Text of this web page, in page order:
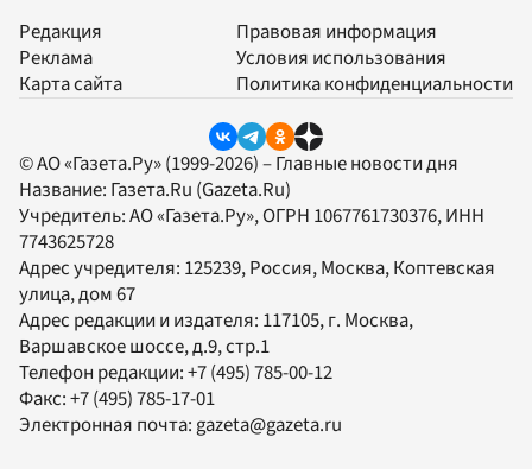
Редакция
Реклама
Карта сайта
Правовая информация
Условия использования
Политика конфиденциальности
© АО «Газета.Ру» (1999-2026) – Главные новости дня
Название: Газета.Ru (Gazeta.Ru)
Учредитель:АО «Газета.Ру», ОГРН 1067761730376, ИНН
7743625728
Адрес учредителя: 125239, Россия, Москва, Коптевская
улица, дом 67
Адрес редакции и издателя: 117105, г. Москва,
Варшавское шоссе, д.9, стр.1
Телефон редакции:+7 (495) 785-00-12
Факс:+7 (495) 785-17-01
Электронная почта: gazeta@gazeta.ru